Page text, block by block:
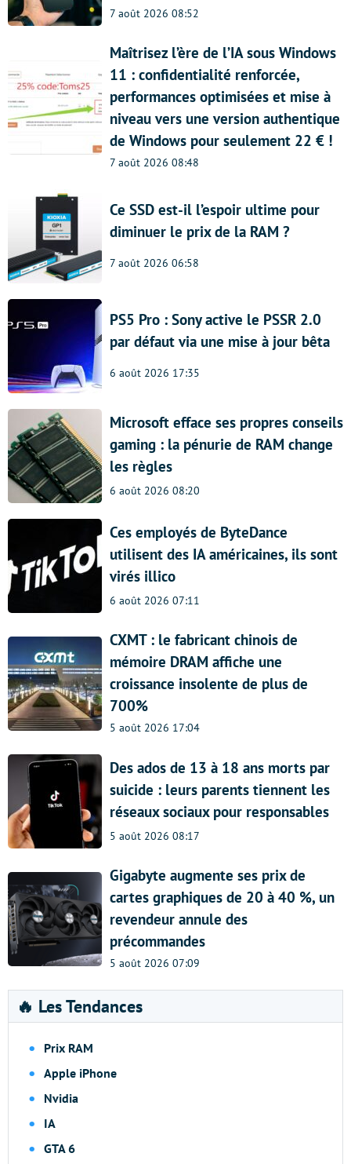
7 août 2026 08:52
Maîtrisez l’ère de l’IA sous Windows
11 : confidentialité renforcée,
performances optimisées et mise à
niveau vers une version authentique
de Windows pour seulement 22 € !
7 août 2026 08:48
Ce SSD est-il l’espoir ultime pour
diminuer le prix de la RAM ?
7 août 2026 06:58
PS5 Pro : Sony active le PSSR 2.0
par défaut via une mise à jour bêta
6 août 2026 17:35
Microsoft efface ses propres conseils
gaming : la pénurie de RAM change
les règles
6 août 2026 08:20
Ces employés de ByteDance
utilisent des IA américaines, ils sont
virés illico
6 août 2026 07:11
CXMT : le fabricant chinois de
mémoire DRAM affiche une
croissance insolente de plus de
700%
5 août 2026 17:04
Des ados de 13 à 18 ans morts par
suicide : leurs parents tiennent les
réseaux sociaux pour responsables
5 août 2026 08:17
Gigabyte augmente ses prix de
cartes graphiques de 20 à 40 %, un
revendeur annule des
précommandes
5 août 2026 07:09
🔥 Les Tendances
Prix RAM
Apple iPhone
Nvidia
IA
GTA 6